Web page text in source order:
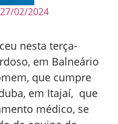
27/02/2024
nesta terça-
em Balneário
que cumpre
em Itajaí, que
médico, se